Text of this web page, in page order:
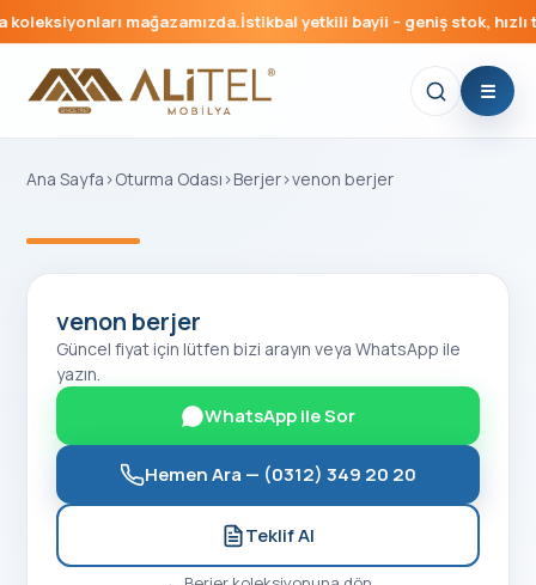
mağazamızda.İstikbal yetkili bayii – geniş stok, hızlı
Ana Sayfa ›Oturma Odası ›Berjer›venon berjer
venon berjer
Güncel fiyat için lütfen bizi arayın veya WhatsApp ile
yazın.
WhatsApp ile Sor
Hemen Ara — (0312) 349 20 20
Teklif Al